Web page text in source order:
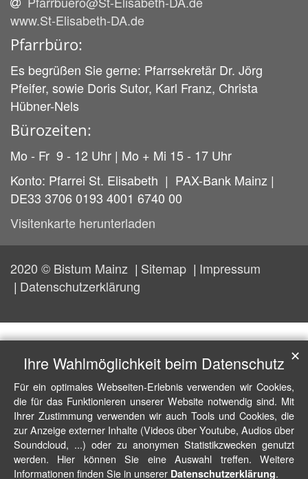
www.St-Elisabeth-DA.de
Pfarrbüro:
Es begrüßen Sie gerne: Pfarrsekretär Dr. Jörg
Pfeifer, sowie Doris Sutor, Karl Franz, Christa
Hübner-Nels
Bürozeiten:
Mo - Fr 9 - 12 Uhr | Mo + Mi 15 - 17 Uhr
Konto: Pfarrei St. Elisabeth | PAX-Bank Mainz |
DE33 3706 0193 4001 6740 00
Visitenkarte herunterladen
2020 © Bistum Mainz Sitemap
Impressum
Datenschutzerklärung
Ihre Wahlmöglichkeit beim Datenschutz
Für ein optimales Webseiten-Erlebnis verwenden wir Cookies,
die für das Funktionieren unserer Website notwendig sind. Mit
Ihrer Zustimmung verwenden wir auch Tools und Cookies, die
zur Anzeige externer Inhalte (Videos über Youtube, Audios über
Soundcloud, ...) oder zu anonymen Statistikzwecken genutzt
werden. Hier können Sie eine Auswahl treffen. Weitere
Informationen finden Sie in unserer Datenschutzerklärung.
✕